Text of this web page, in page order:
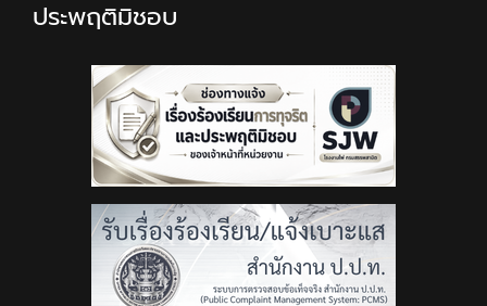
ประพฤติมิชอบ